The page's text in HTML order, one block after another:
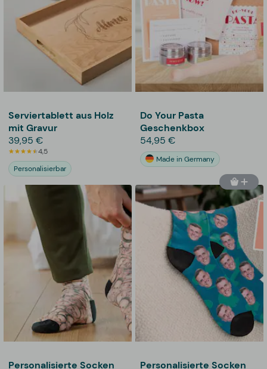
Serviertablett aus Holz
mit Gravur
39,95 €
4,5
Personalisierbar
Do Your Pasta
Geschenkbox
54,95 €
Made in Germany
Personalisierte Socken Personalisierte Socken